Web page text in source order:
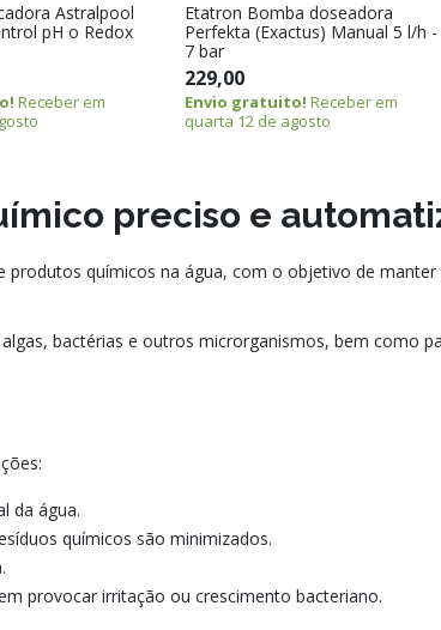
Astralpool
pH o Redox
Receber em
Etatron Bomba doseadora
Perfekta (Exactus) Manual 5 l/h -
7 bar
229,00
Envio gratuito! Receber em
quarta 12 de agosto
preciso e
químicos na água, com o objetivo de
bactérias e outros microrganismos, bem como
da água.
químicos são minimizados.
provocar irritação ou crescimento bacteriano.